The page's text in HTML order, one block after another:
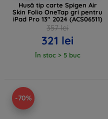
Husă tip carte Spigen Air
Skin Folio OneTap gri pentru
iPad Pro 13" 2024 (ACS06511)
357 lei
321 lei
În stoc > 5 buc
-70%